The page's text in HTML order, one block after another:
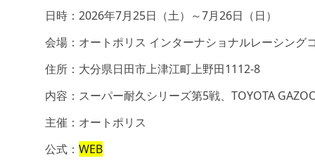
日時：2026年7月25日（土）～7月26日（日）
会場：オートポリス インターナショナルレーシング
住所：大分県日田市上津江町上野田1112-8
内容：スーパー耐久シリーズ第5戦、TOYOTA
主催：オートポリス
公式： WEB